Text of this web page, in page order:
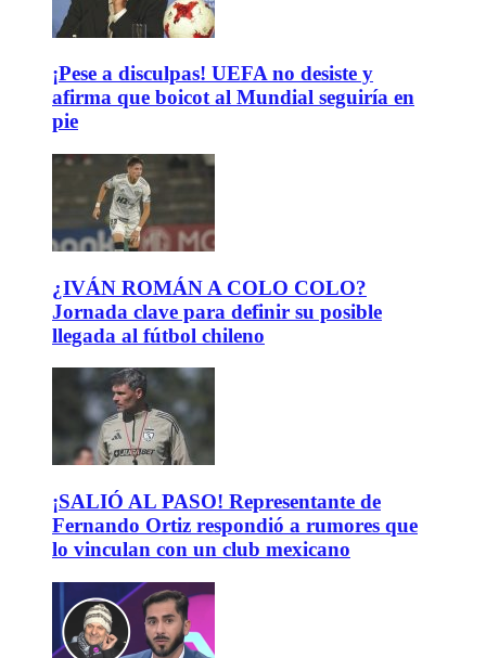
¡Pese a disculpas! UEFA no desiste y
afirma que boicot al Mundial seguiría en
pie
¿IVÁN ROMÁN A COLO COLO?
Jornada clave para definir su posible
llegada al fútbol chileno
¡SALIÓ AL PASO! Representante de
Fernando Ortiz respondió a rumores que
lo vinculan con un club mexicano